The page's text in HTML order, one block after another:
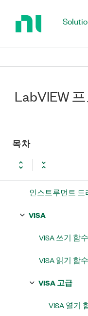
LabVIEW
목차
함수
측정 I/O
인스트루먼트 I/O
인스트루먼트 드
VISA
VISA 쓰기 함수
VISA 읽기 함수
VISA 고급
VISA 열기